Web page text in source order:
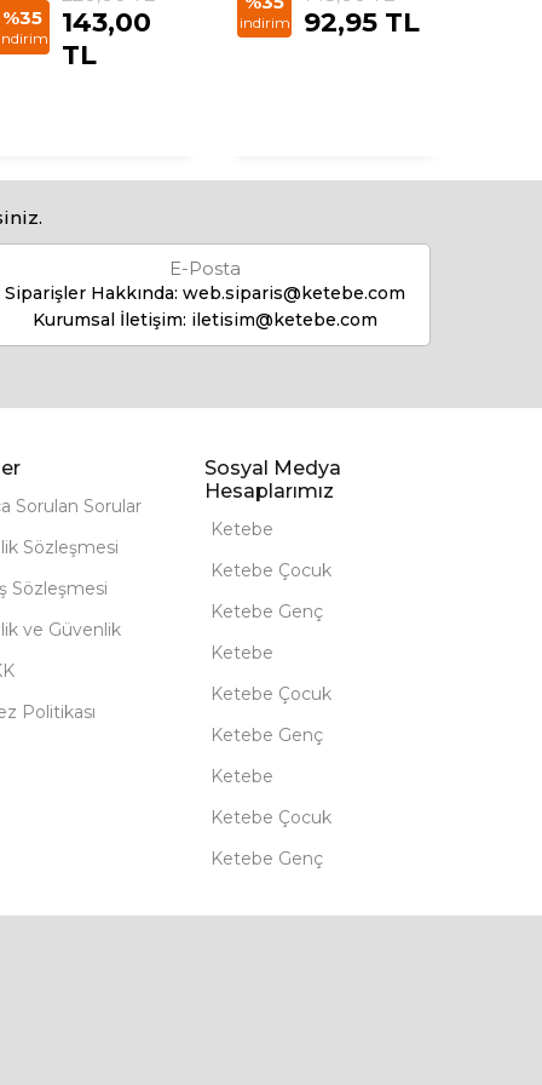
%35
indirim
143,00
TL
indirim 92,95 TL
E-Posta
Siparişler Hakkında: web.siparis@ketebe.com
Kurumsal İletişim: iletisim@ketebe.com
Sorulan Sorular
Sözleşmesi
Sözleşmesi
ve Güvenlik
Politikası
Sosyal Medya
Hesaplarımız
Ketebe
Ketebe Çocuk
Ketebe Genç
Ketebe
Ketebe Çocuk
Ketebe Genç
Ketebe
Ketebe Çocuk
Ketebe Genç